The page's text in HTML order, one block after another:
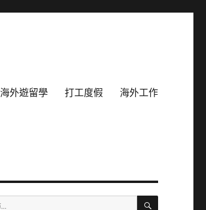
海外遊留學 打工度假 海外工作
搜